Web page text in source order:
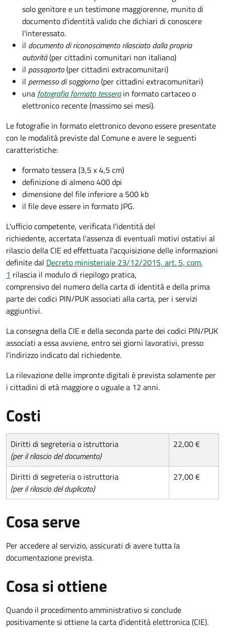
solo genitore e un testimone maggiorenne, munito di
documento d'identità valido che dichiari di conoscere
l'interessato.
il documento di riconoscimento rilasciato dalla propria
autorità(per cittadini comunitari non italiano)
il passaporto(per cittadini extracomunitari)
il permesso di soggiorno(per cittadini extracomunitari)
una fotografia formato tessera in formato cartaceo o
elettronico recente (massimo sei mesi).
Le fotografie in formato elettronico devono essere presentate
con le modalità previste dal Comune e avere le seguenti
caratteristiche:
formato tessera (3,5 x 4,5 cm)
definizione di almeno 400 dpi
dimensione del file inferiore a 500 kb
il file deve essere in formato JPG.
L'ufficio competente, verificata l'identità del
richiedente, accertata l'assenza di eventuali motivi ostativi al
rilascio della CIE ed effettuata l'acquisizione delle informazioni
definite dal Decreto ministeriale 23/12/2015, art. 5, com.
1 rilascia il modulo di riepilogo pratica,
comprensivo del numero della carta di identità e della prima
parte dei codici PIN/PUK associati alla carta, per i servizi
aggiuntivi.
La consegna della CIE e della seconda parte dei codici PIN/PUK
associati a essa avviene, entro sei giorni lavorativi, presso
l'indirizzo indicato dal richiedente.
La rilevazione delle impronte digitali è prevista solamente per
i cittadini di età maggiore o uguale a 12 anni.
Costi
Diritti di segreteria o istruttoria
(per il rilascio del documento)
22,00 €
Diritti di segreteria o istruttoria
(per il rilascio del duplicato)
27,00 €
Cosa serve
Per accedere al servizio, assicurati di avere tutta la
documentazione prevista.
Cosa si ottiene
Quando il procedimento amministrativo si conclude
positivamente si ottiene la carta d'identità elettronica (CIE).